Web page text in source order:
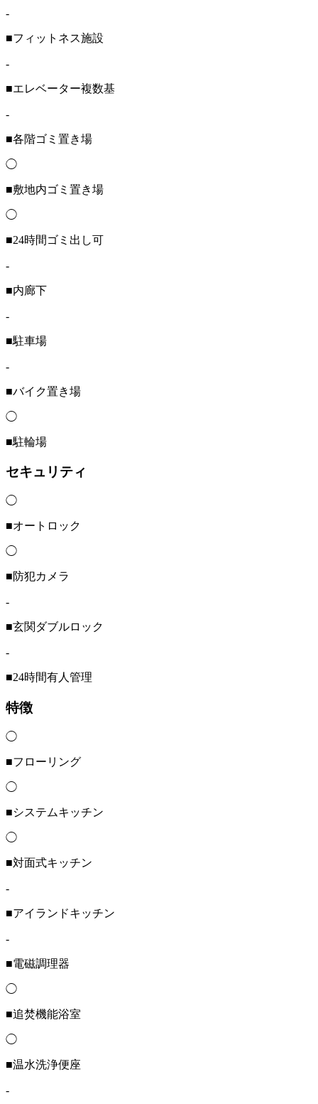
-
■フィットネス施設
-
■エレベーター複数基
-
■各階ゴミ置き場
◯
■敷地内ゴミ置き場
◯
■24時間ゴミ出し可
-
■内廊下
-
■駐車場
-
■バイク置き場
◯
■駐輪場
セキュリティ
◯
■オートロック
◯
■防犯カメラ
-
■玄関ダブルロック
-
■24時間有人管理
特徴
◯
■フローリング
◯
■システムキッチン
◯
■対面式キッチン
-
■アイランドキッチン
-
■電磁調理器
◯
■追焚機能浴室
◯
■温水洗浄便座
-